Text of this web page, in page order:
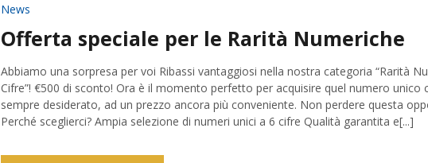
News
Offerta speciale per le Rarità Numeriche
Abbiamo una sorpresa per voi Ribassi vantaggiosi nella nostra categoria “Rarità
Cifre”! €500 di sconto! Ora è il momento perfetto per acquisire quel numero unico
sempre desiderato, ad un prezzo ancora più conveniente. Non perdere questa
Perché sceglierci? Ampia selezione di numeri unici a 6 cifre Qualità garantita e[...]